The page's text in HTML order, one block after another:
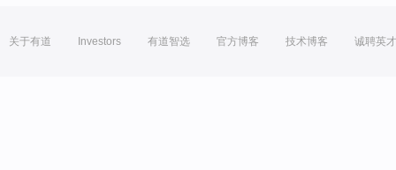
关于有道 Investors 有道智选 官方博客 技术博客 诚聘英才